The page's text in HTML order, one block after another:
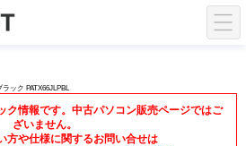
ック PATX66JLPBL
ク情報です。中古パソコン販売ページではご
ざいません。
方や仕様に関するお問い合せは